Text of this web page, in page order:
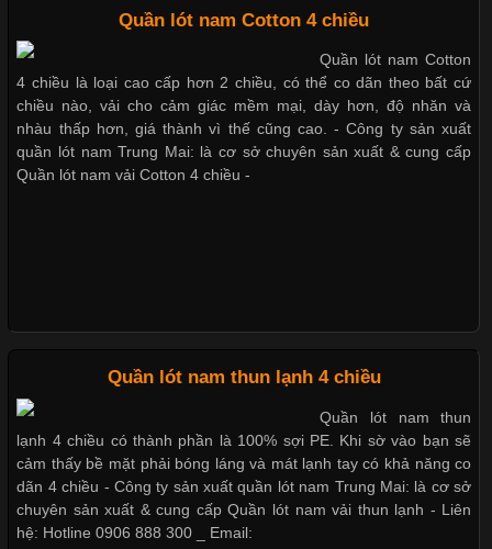
Vải Lycra Là Gì? Chất Liệu Co Giãn Được Ưa Chuộng Trong
Ngành May Mặc Trong ngành thời trang hiện đại, các loại vải có
khả năng co giãn tốt ngày càng được ưa chuộng nhằm mang lại
cảm giác thoải mái cho người mặc. Trong đó, vải Lycra là một
trong những chất liệu nổi bật nhờ độ đàn hồi cao,
Trong những năm gần đây, vải Bamboo đang trở thành một
trong những chất liệu được yêu thích trong ngành thời trang
nhờ đặc tính mềm mại, thoáng khí và thân thiện với môi trường.
Không chỉ được ứng dụng trong quần áo thường ngày, loại vải
này còn xuất hiện nhiều trong các sản phẩm đồ lót
giá rẻ vải Cotton 4 chiều
Mẫu quần short quần lót nam
nam và nữ 2017
Xu hướng thời trang trẻ và
quần lót nam giá sỉ
Quần lót nam Cotton 4 chiều
Quần lót nam Cotton
4 chiều là loại cao cấp hơn 2 chiều, có thể co dãn theo bất cứ
chiều nào, vải cho cảm giác mềm mại, dày hơn, độ nhăn và
nhàu thấp hơn, giá thành vì thế cũng cao. - Công ty sản xuất
quần lót nam Trung Mai: là cơ sở chuyên sản xuất & cung cấp
Quần lót nam vải Cotton 4 chiều -
Quần lót nam thun lạnh 4 chiều
Quần lót nam thun
lạnh 4 chiều có thành phần là 100% sợi PE. Khi sờ vào bạn sẽ
cảm thấy bề mặt phải bóng láng và mát lạnh tay có khả năng co
dãn 4 chiều - Công ty sản xuất quần lót nam Trung Mai: là cơ sở
chuyên sản xuất & cung cấp Quần lót nam vải thun lạnh - Liên
hệ: Hotline 0906 888 300 _ Email: